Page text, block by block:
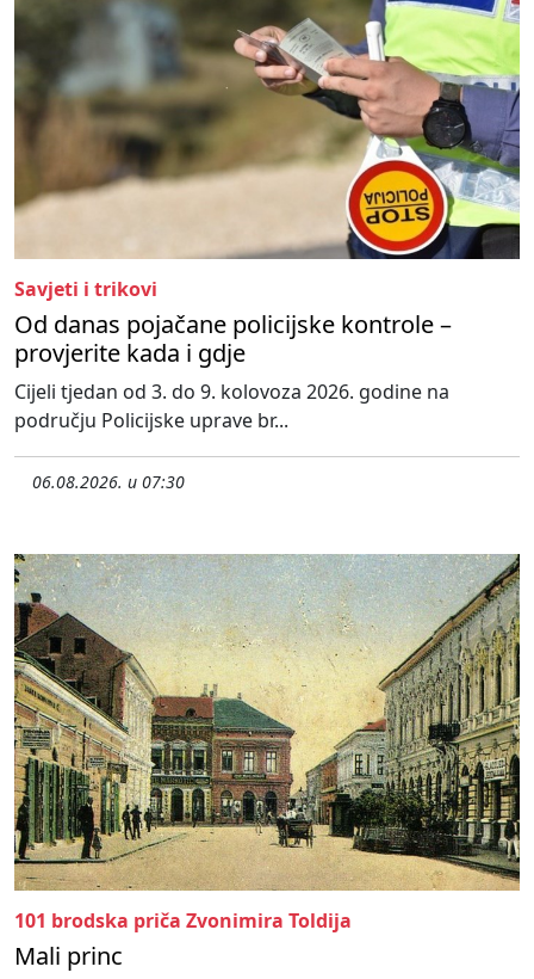
Savjeti i trikovi
Od danas pojačane policijske kontrole –
provjerite kada i gdje
Cijeli tjedan od 3. do 9. kolovoza 2026. godine na
području Policijske uprave br...
06.08.2026. u 07:30
101 brodska priča Zvonimira Toldija
Mali princ